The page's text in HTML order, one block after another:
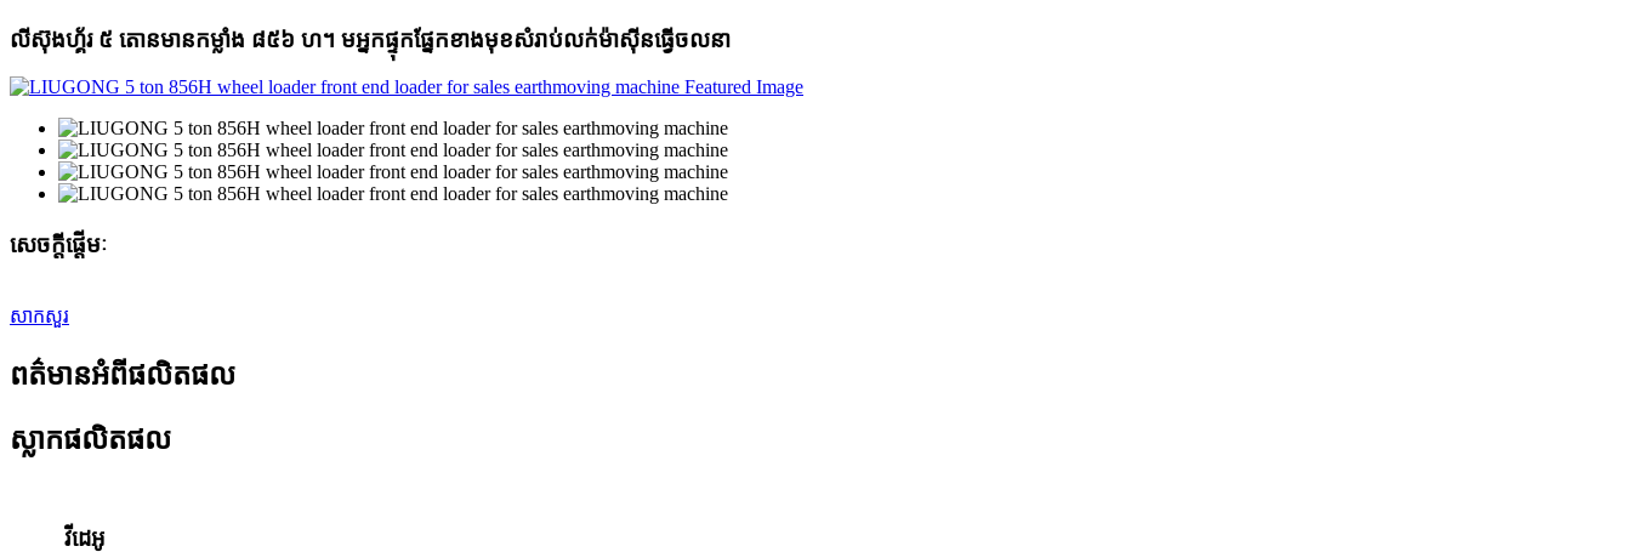
លីស៊ុងហ្គ័រ ៥ តោនមានកម្លាំង ៨៥៦ ហ។ មអ្នកផ្ទុកផ្នែកខាងមុខសំរាប់លក់ម៉ាស៊ីនធ្វើចលនា
សេចក្តីផ្តើមៈ
សាកសួរ
ពត៌មានអំពីផលិតផល
ស្លាកផលិតផល
វីដេអូ